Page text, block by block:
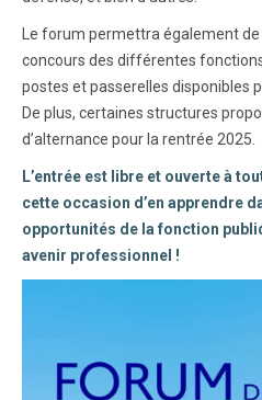
Le forum permettra également
concours des différentes
postes et passerelles disponibles
De plus, certaines structures
d’alternance pour la rentrée 2025.
L’entrée est libre et ouverte à
cette occasion d’en apprendre
opportunités de la fonction
avenir professionnel !